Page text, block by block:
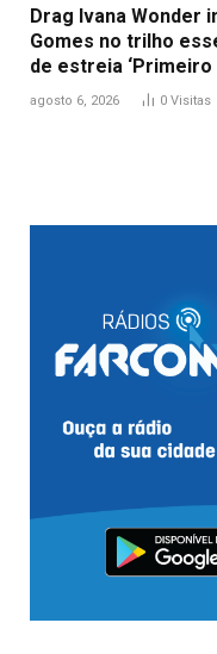
Drag Ivana Wonder
Gomes no trilho
de estreia ‘Primeiro
agosto 6, 2026 0 Visitas